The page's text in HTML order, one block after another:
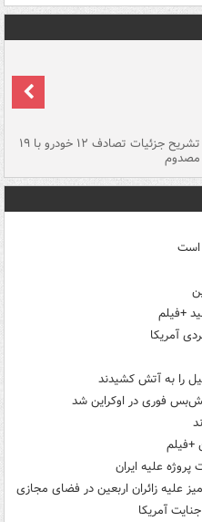
تشریح جزئیات تصادف ۱۲ خودرو با ۱۹
مصدوم
است
+فیلم
آمریکا
را به آتش کشیدند
فوری در اوکراین شد
+فیلم
علیه ایران
علیه زائران اربعین در فضای مجازی
آمریکا